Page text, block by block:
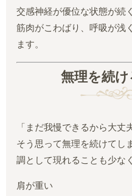
交感神経が優位な状態が続
筋肉がこわばり、呼吸が浅
ます。
無理を続
「まだ我慢できるから大丈
そう思って無理を続けてし
調として現れることも少な
肩が重い